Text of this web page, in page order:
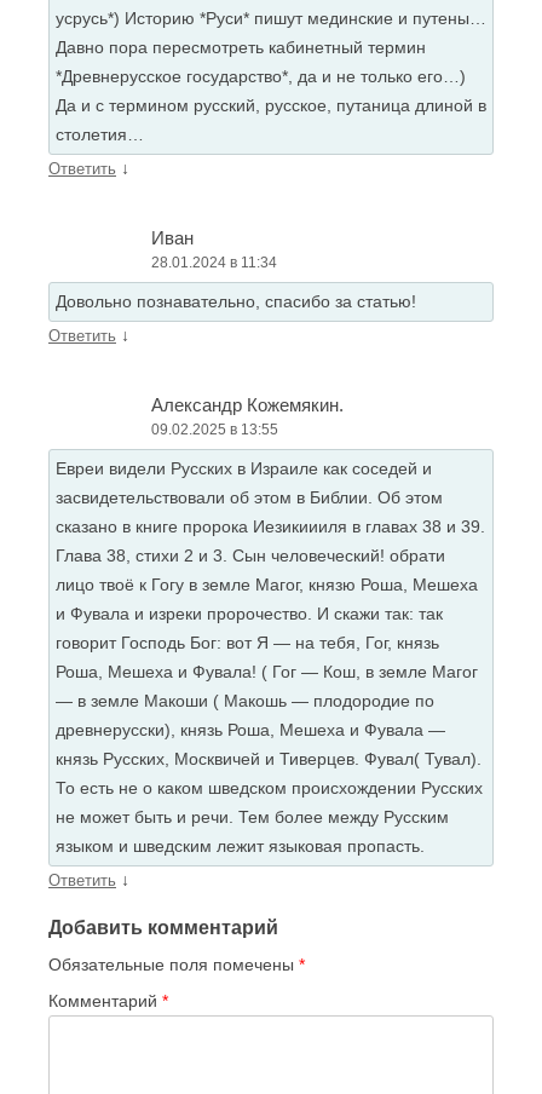
усрусь*) Историю *Руси* пишут мединские и путены…
Давно пора пересмотреть кабинетный термин
*Древнерусское государство*, да и не только его…)
Да и с термином русский, русское, путаница длиной в
столетия…
Ответить ↓
Иван
28.01.2024 в 11:34
Довольно познавательно, спасибо за статью!
Ответить ↓
Александр Кожемякин.
09.02.2025 в 13:55
Евреи видели Русских в Израиле как соседей и
засвидетельствовали об этом в Библии. Об этом
сказано в книге пророка Иезикиииля в главах 38 и 39.
Глава 38, стихи 2 и 3. Сын человеческий! обрати
лицо твоё к Гогу в земле Магог, князю Роша, Мешеха
и Фувала и изреки пророчество. И скажи так: так
говорит Господь Бог: вот Я — на тебя, Гог, князь
Роша, Мешеха и Фувала! ( Гог — Кош, в земле Магог
— в земле Макоши ( Макошь — плодородие по
древнерусски), князь Роша, Мешеха и Фувала —
князь Русских, Москвичей и Тиверцев. Фувал( Тувал).
То есть не о каком шведском происхождении Русских
не может быть и речи. Тем более между Русским
языком и шведским лежит языковая пропасть.
Ответить ↓
Добавить комментарий
Обязательные поля помечены *
Комментарий *